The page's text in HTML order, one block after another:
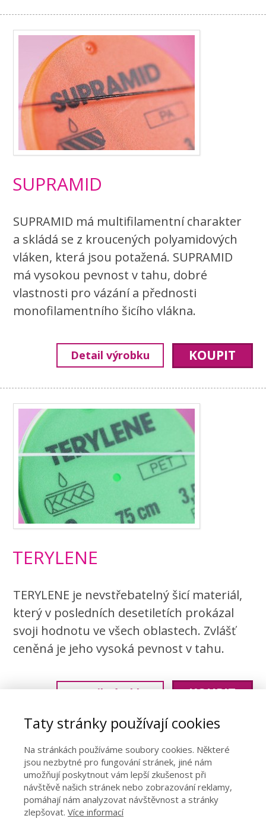
SUPRAMID
SUPRAMID má multifilamentní charakter
a skládá se z kroucených polyamidových
vláken, která jsou potažená. SUPRAMID
má vysokou pevnost v tahu, dobré
vlastnosti pro vázání a přednosti
monofilamentního šicího vlákna.
Detail výrobku KOUPIT
TERYLENE
TERYLENE je nevstřebatelný šicí materiál,
který v posledních desetiletích prokázal
svoji hodnotu ve všech oblastech. Zvlášť
ceněná je jeho vysoká pevnost v tahu.
Detail výrobku KOUPIT
PARO Úlehlová s.r.o.,Tyršova 63/18, 397 01
Písek
Úvod |O nás | Chirurgické šití | Kontakt | E-shop
Taty stránky používají cookies
Na stránkách používáme soubory cookies. Některé
jsou nezbytné pro fungování stránek, jiné nám
umožňují poskytnout vám lepší zkušenost při
návštěvě našich stránek nebo zobrazování reklamy,
pomáhají nám analyzovat návštěvnost a stránky
zlepšovat. Více informací